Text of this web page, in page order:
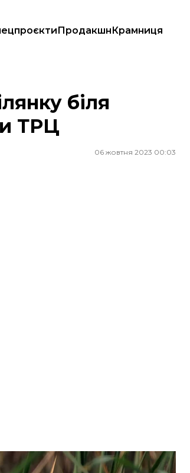
ПродакшнКрамниця
біля
ТРЦ
06 жовтня 2023 00:03
фото